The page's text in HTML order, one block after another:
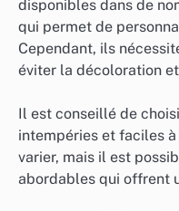
disponibles dans de
qui permet de
Cependant, ils
éviter la décoloration
Il est conseillé de
intempéries et faciles
varier, mais il est
abordables qui offrent